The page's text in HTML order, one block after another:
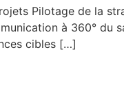
Pilotage de la
à 360° du
cibles […]